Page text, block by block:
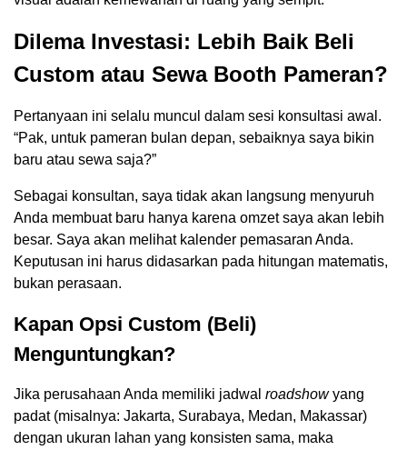
Dilema Investasi: Lebih Baik Beli
Custom atau Sewa Booth Pameran?
Pertanyaan ini selalu muncul dalam sesi konsultasi awal.
“Pak, untuk pameran bulan depan, sebaiknya saya bikin
baru atau sewa saja?”
Sebagai konsultan, saya tidak akan langsung menyuruh
Anda membuat baru hanya karena omzet saya akan lebih
besar. Saya akan melihat kalender pemasaran Anda.
Keputusan ini harus didasarkan pada hitungan matematis,
bukan perasaan.
Kapan Opsi Custom (Beli)
Menguntungkan?
Jika perusahaan Anda memiliki jadwal roadshowyang
padat (misalnya: Jakarta, Surabaya, Medan, Makassar)
dengan ukuran lahan yang konsisten sama, maka